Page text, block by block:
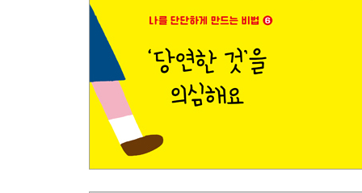
9 신뢰를 얻는 것은 꽤 어려워요 54
10 친구가 많지 않아도 괜찮아요 56
3장. 공부할 때 도움이 되는 비법
1 공부는 ‘모르는 것’을 ‘아는 것’으로 바꾸는 과정
2 목적을 알고 공부해요 62
3 공부는 결과만 중요한 게 아니에요 64
4 공부 방법은 다양해요 66